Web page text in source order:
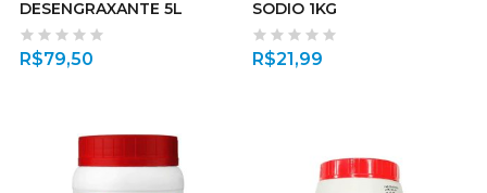
DESENGRAXANTE 5L
R$79,50
SODIO 1KG
R$21,99